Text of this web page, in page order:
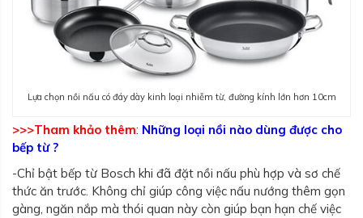
Lựa chọn nồi nấu có đáy dày kinh loại nhiễm từ, đường kính lớn hơn 10cm
>>>Tham khảo thêm: Những loại nồi nào dùng được cho
bếp từ ?
-Chỉ bật bếp từ Bosch khi đã đặt nồi nấu phù hợp và sơ chế
thức ăn trước. Không chỉ giúp công việc nấu nướng thêm gọn
gàng, ngăn nắp mà thói quan này còn giúp bạn hạn chế việc